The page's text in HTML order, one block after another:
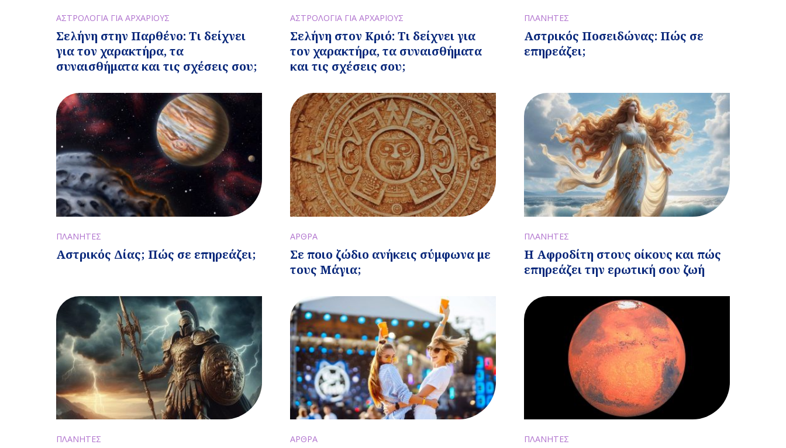
ΑΣΤΡΟΛΟΓΙΑ ΓΙΑ ΑΡΧΑΡΙΟΥΣ
Σελήνη στην Παρθένο: Τι δείχνει
για τον χαρακτήρα, τα
συναισθήματα και τις σχέσεις σου;
ΑΣΤΡΟΛΟΓΙΑ ΓΙΑ ΑΡΧΑΡΙΟΥΣ
Σελήνη στον Κριό: Τι δείχνει για
τον χαρακτήρα, τα συναισθήματα
και τις σχέσεις σου;
ΠΛΑΝΗΤΕΣ
Αστρικός Ποσειδώνας: Πώς σε
επηρεάζει;
ΠΛΑΝΗΤΕΣ
Αστρικός Δίας; Πώς σε επηρεάζει;
ΑΡΘΡΑ
Σε ποιο ζώδιο ανήκεις σύμφωνα με
τους Μάγια;
ΠΛΑΝΗΤΕΣ
Η Αφροδίτη στους οίκους και πώς
επηρεάζει την ερωτική σου ζωή
ΠΛΑΝΗΤΕΣ ΑΡΘΡΑ ΠΛΑΝΗΤΕΣ